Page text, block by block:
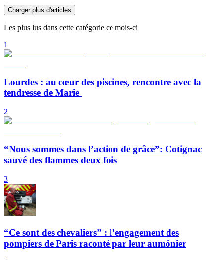
Charger plus d'articles
Les plus lus dans cette catégorie ce mois-ci
1
Lourdes : au cœur des piscines, rencontre avec la
tendresse de Marie
2
“Nous sommes dans l’action de grâce”: Cotignac
sauvé des flammes deux fois
3
“Ce sont des chevaliers” : l’engagement des
pompiers de Paris raconté par leur aumônier